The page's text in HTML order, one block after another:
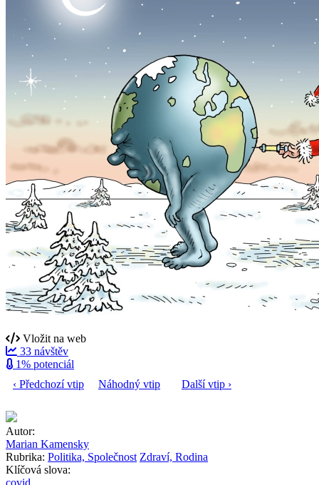
Vložit na web
33 návštěv
1% potenciál
‹ Předchozí vtip
Náhodný vtip Další vtip ›
Autor:
Marian Kamensky
Rubrika: Politika, Společnost Zdraví, Rodina
Klíčová slova:
covid